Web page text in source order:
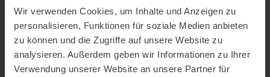
Wir verwenden Cookies, um Inhalte und Anzeigen zu
personalisieren, Funktionen für soziale Medien anbieten
zu können und die Zugriffe auf unsere Website zu
analysieren. Außerdem geben wir Informationen zu Ihrer
Verwendung unserer Website an unsere Partner für
Innovatief